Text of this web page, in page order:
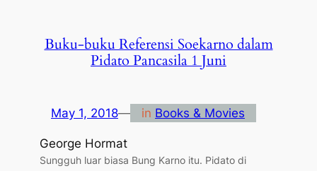
Buku-buku Referensi Soekarno dalam
Pidato Pancasila 1 Juni
May 1, 2018— in Books & Movies
George Hormat
Sungguh luar biasa Bung Karno itu. Pidato di